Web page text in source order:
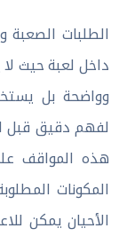
الطلبات الصعبة
داخل لعبة حيث لا
وواضحة بل
لفهم دقيق قبل
هذه المواقف
المكونات
الأحيان يمكن